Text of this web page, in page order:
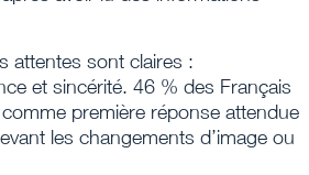
attentes sont claires :
et sincérité. 46 % des Français
première réponse attendue
les changements d’image ou